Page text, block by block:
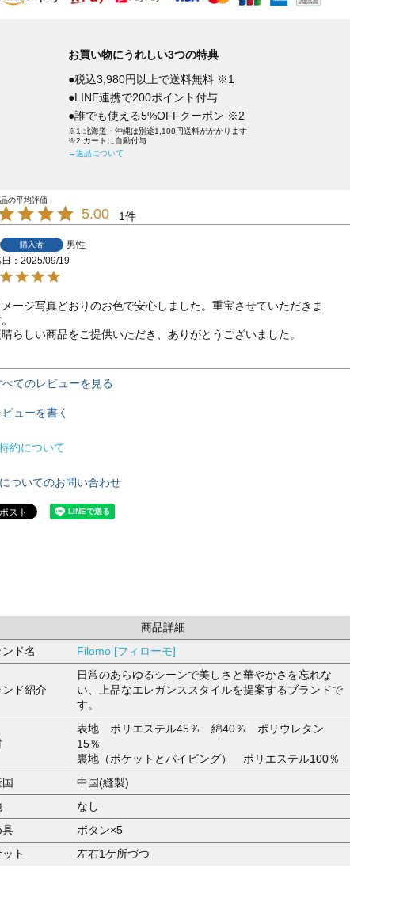
お買い物にうれしい3つの特典
●税込3,980円以上で送料無料 ※1
●LINE連携で200ポイント付与
●誰でも使える5%OFFクーポン ※2
※1.北海道・沖縄は別途1,100円送料がかかります
※2.カートに自動付与
→返品について
5.00 1
購入者
男性
2025/09/19
メージ写真どおりのお色で安心しました。重宝させていただきま
らしい商品をご提供いただき、ありがとうございました。
べてのレビューを見る
ビューを書く
約について
ついてのお問い合わせ
商品詳細
ド名
Filomo [フィローモ]
ンド紹介
日常のあらゆるシーンで美しさと華やかさを忘れな
い、上品なエレガンススタイルを提案するブランドで
す。
表地 ポリエステル45％ 綿40％ ポリウレタン
15％
裏地（ポケットとパイピング） ポリエステル100％
国
中国(縫製)
なし
具
ボタン×5
ト
左右1ケ所づつ